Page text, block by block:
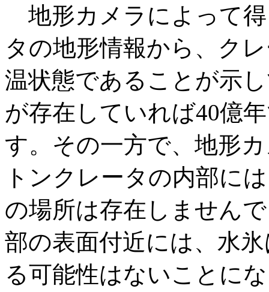
地形カメラによって
タの地形情報から、ク
温状態であることが示
が存在していれば40億
す。その一方で、地形
トンクレータの内部に
の場所は存在しません
部の表面付近には、水
る可能性はないことに